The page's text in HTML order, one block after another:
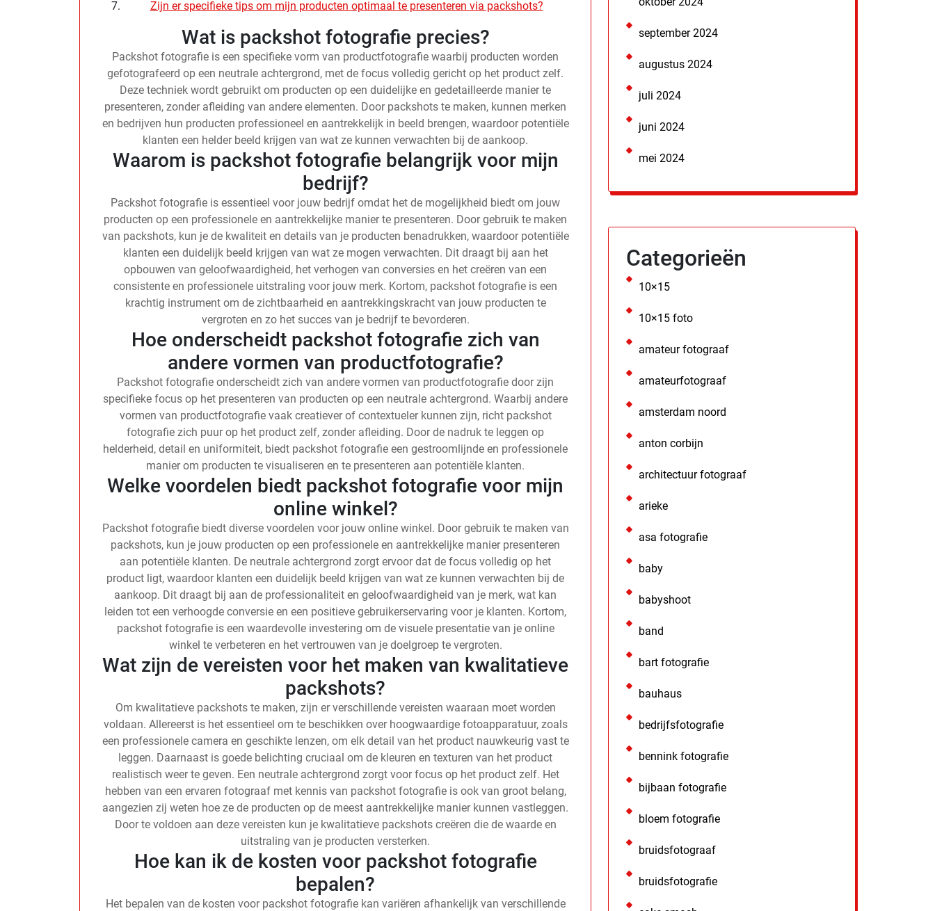
Zijn er specifieke tips om mijn producten optimaal te presenteren via packshots?
Wat is packshot fotografie precies?
Packshot fotografie is een specifieke vorm van productfotografie waarbij producten worden
gefotografeerd op een neutrale achtergrond, met de focus volledig gericht op het product zelf.
Deze techniek wordt gebruikt om producten op een duidelijke en gedetailleerde manier te
presenteren, zonder afleiding van andere elementen. Door packshots te maken, kunnen merken
en bedrijven hun producten professioneel en aantrekkelijk in beeld brengen, waardoor potentiële
klanten een helder beeld krijgen van wat ze kunnen verwachten bij de aankoop.
Waarom is packshot fotografie belangrijk voor mijn
bedrijf?
Packshot fotografie is essentieel voor jouw bedrijf omdat het de mogelijkheid biedt om jouw
producten op een professionele en aantrekkelijke manier te presenteren. Door gebruik te maken
van packshots, kun je de kwaliteit en details van je producten benadrukken, waardoor potentiële
klanten een duidelijk beeld krijgen van wat ze mogen verwachten. Dit draagt bij aan het
opbouwen van geloofwaardigheid, het verhogen van conversies en het creëren van een
consistente en professionele uitstraling voor jouw merk. Kortom, packshot fotografie is een
krachtig instrument om de zichtbaarheid en aantrekkingskracht van jouw producten te
vergroten en zo het succes van je bedrijf te bevorderen.
Hoe onderscheidt packshot fotografie zich van
andere vormen van productfotografie?
Packshot fotografie onderscheidt zich van andere vormen van productfotografie door zijn
specifieke focus op het presenteren van producten op een neutrale achtergrond. Waarbij andere
vormen van productfotografie vaak creatiever of contextueler kunnen zijn, richt packshot
fotografie zich puur op het product zelf, zonder afleiding. Door de nadruk te leggen op
helderheid, detail en uniformiteit, biedt packshot fotografie een gestroomlijnde en professionele
manier om producten te visualiseren en te presenteren aan potentiële klanten.
Welke voordelen biedt packshot fotografie voor mijn
online winkel?
Packshot fotografie biedt diverse voordelen voor jouw online winkel. Door gebruik te maken van
packshots, kun je jouw producten op een professionele en aantrekkelijke manier presenteren
aan potentiële klanten. De neutrale achtergrond zorgt ervoor dat de focus volledig op het
product ligt, waardoor klanten een duidelijk beeld krijgen van wat ze kunnen verwachten bij de
aankoop. Dit draagt bij aan de professionaliteit en geloofwaardigheid van je merk, wat kan
leiden tot een verhoogde conversie en een positieve gebruikerservaring voor je klanten. Kortom,
packshot fotografie is een waardevolle investering om de visuele presentatie van je online
winkel te verbeteren en het vertrouwen van je doelgroep te vergroten.
Wat zijn de vereisten voor het maken van kwalitatieve
packshots?
Om kwalitatieve packshots te maken, zijn er verschillende vereisten waaraan moet worden
voldaan. Allereerst is het essentieel om te beschikken over hoogwaardige fotoapparatuur, zoals
een professionele camera en geschikte lenzen, om elk detail van het product nauwkeurig vast te
leggen. Daarnaast is goede belichting cruciaal om de kleuren en texturen van het product
realistisch weer te geven. Een neutrale achtergrond zorgt voor focus op het product zelf. Het
hebben van een ervaren fotograaf met kennis van packshot fotografie is ook van groot belang,
aangezien zij weten hoe ze de producten op de meest aantrekkelijke manier kunnen vastleggen.
Door te voldoen aan deze vereisten kun je kwalitatieve packshots creëren die de waarde en
uitstraling van je producten versterken.
Hoe kan ik de kosten voor packshot fotografie
bepalen?
Het bepalen van de kosten voor packshot fotografie kan variëren afhankelijk van verschillende
september 2024
augustus 2024
juli 2024
juni 2024
mei 2024
Categorieën
10×15
10×15 foto
amateur fotograaf
amateurfotograaf
amsterdam noord
anton corbijn
architectuur fotograaf
arieke
asa fotografie
baby
babyshoot
band
bart fotografie
bauhaus
bedrijfsfotografie
bennink fotografie
bijbaan fotografie
bloem fotografie
bruidsfotograaf
bruidsfotografie